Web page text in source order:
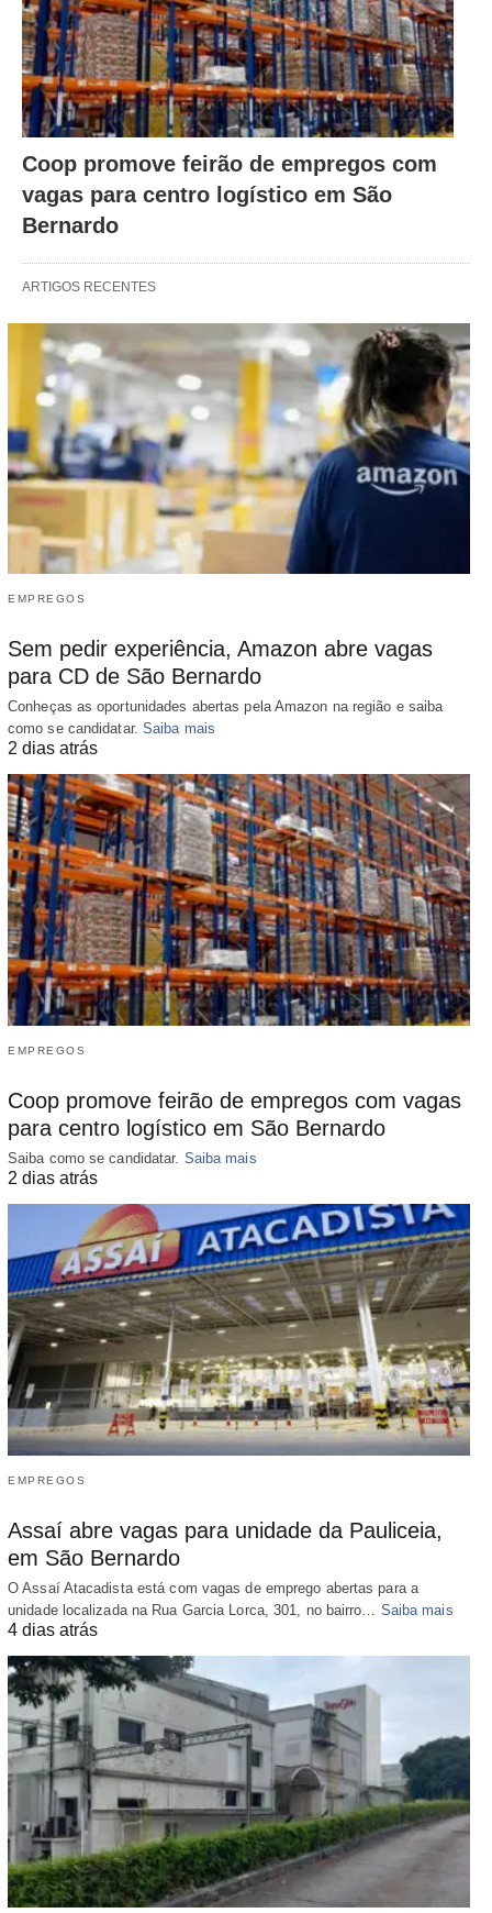
Coop promove feirão de empregos com
vagas para centro logístico em São
Bernardo
ARTIGOS RECENTES
EMPREGOS
Sem pedir experiência, Amazon abre vagas
para CD de São Bernardo
Conheças as oportunidades abertas pela Amazon na região e saiba
como se candidatar. Saiba mais
2 dias atrás
EMPREGOS
Coop promove feirão de empregos com vagas
para centro logístico em São Bernardo
Saiba como se candidatar. Saiba mais
2 dias atrás
EMPREGOS
Assaí abre vagas para unidade da Pauliceia,
em São Bernardo
O Assaí Atacadista está com vagas de emprego abertas para a
unidade localizada na Rua Garcia Lorca, 301, no bairro… Saiba mais
4 dias atrás